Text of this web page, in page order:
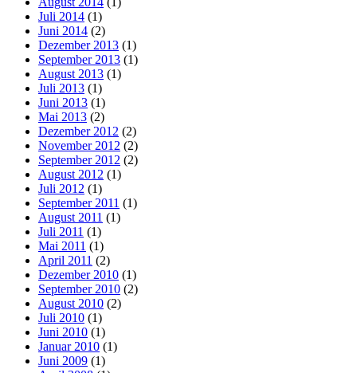
Juli 2014 (1)
Juni 2014 (2)
Dezember 2013 (1)
September 2013 (1)
August 2013 (1)
Juli 2013 (1)
Juni 2013 (1)
Mai 2013 (2)
Dezember 2012 (2)
November 2012 (2)
September 2012 (2)
August 2012 (1)
Juli 2012 (1)
September 2011 (1)
August 2011 (1)
Juli 2011 (1)
Mai 2011 (1)
April 2011 (2)
Dezember 2010 (1)
September 2010 (2)
August 2010 (2)
Juli 2010 (1)
Juni 2010 (1)
Januar 2010 (1)
Juni 2009 (1)